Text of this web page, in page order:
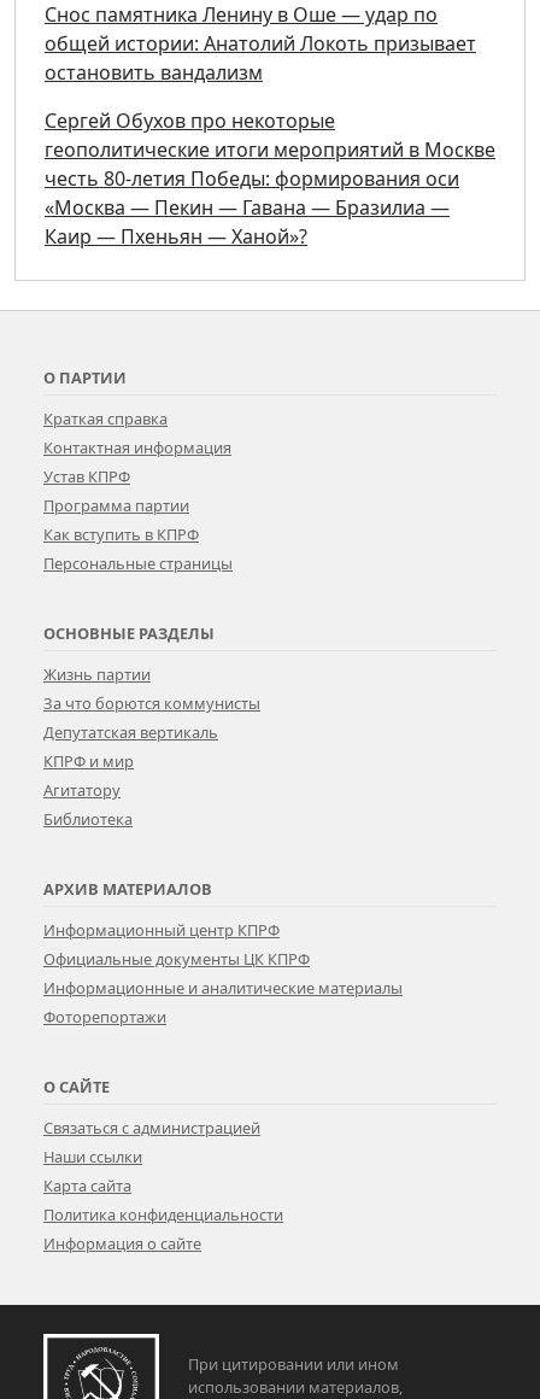
Снос памятника Ленину в Оше — удар по
общей истории: Анатолий Локоть призывает
остановить вандализм
Сергей Обухов про некоторые
геополитические итоги мероприятий в Москве
честь 80-летия Победы: формирования оси
«Москва — Пекин — Гавана — Бразилиа —
Каир — Пхеньян — Ханой»?
О ПАРТИИ
Краткая справка
Контактная информация
Устав КПРФ
Программа партии
Как вступить в КПРФ
Персональные страницы
ОСНОВНЫЕ РАЗДЕЛЫ
Жизнь партии
За что борются коммунисты
Депутатская вертикаль
КПРФ и мир
Агитатору
Библиотека
АРХИВ МАТЕРИАЛОВ
Информационный центр КПРФ
Официальные документы ЦК КПРФ
Информационные и аналитические материалы
Фоторепортажи
О САЙТЕ
Связаться с администрацией
Наши ссылки
Карта сайта
Политика конфиденциальности
Информация о сайте
При цитировании или ином
использовании материалов,